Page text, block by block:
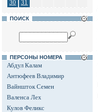
30
31
ПОИСК
ПЕРСОНЫ НОМЕРА
Абдул Калам
Антюфеев Владимир
Вайншток Семен
Валенса Лех
Кулов Феликс